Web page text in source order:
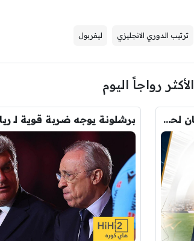
ترتيب الدوري الانجليزي ليفربول
الأكثر رواجاً اليوم
بعد ضياع صفقة رودري.. لاعبان مرشحان لحل أزمة ريال مدريد